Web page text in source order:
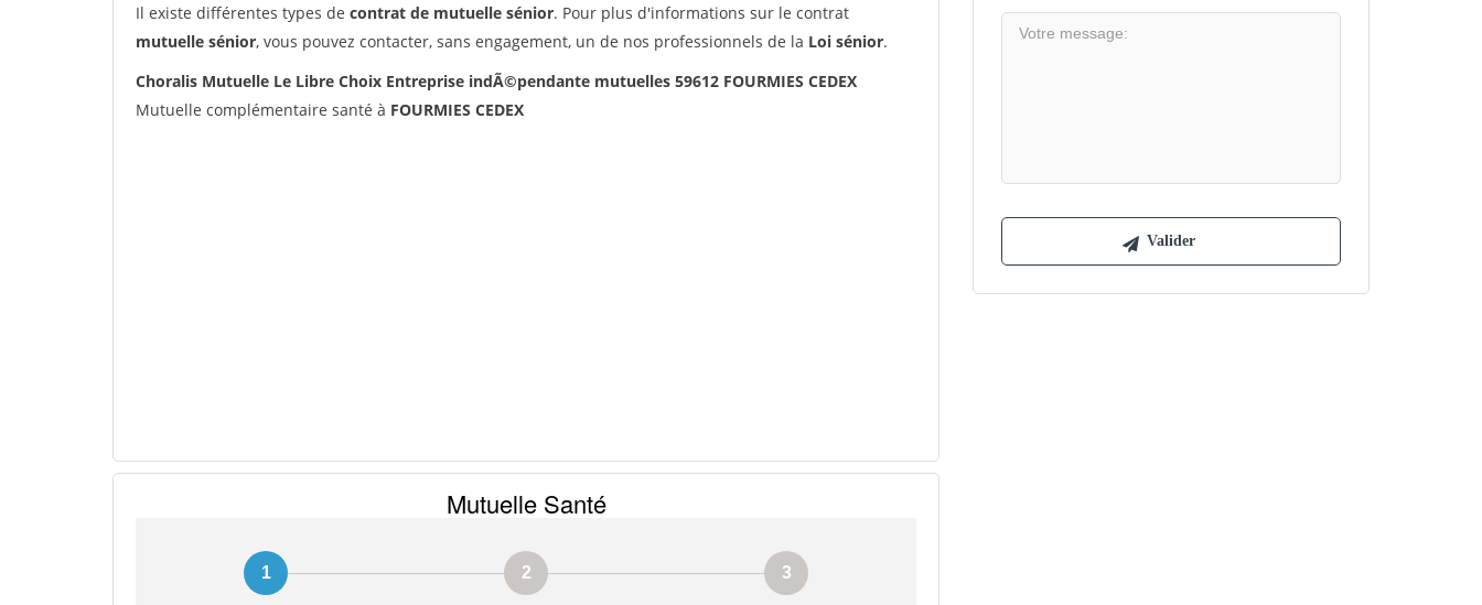
Il existe différentes types de contrat de mutuelle sénior. Pour plus d'informations sur le contrat
mutuelle sénior, vous pouvez contacter, sans engagement, un de nos professionnels de la Loi sénior.
Choralis Mutuelle Le Libre Choix Entreprise indÃ©pendante mutuelles 59612 FOURMIES CEDEX
Mutuelle complémentaire santé à FOURMIES CEDEX